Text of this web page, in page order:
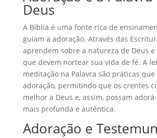
Deus
A Bíblia é uma fonte rica de
guiam a adoração. Através das
aprendem sobre a natureza de Deus
que devem nortear sua vida de fé. A
meditação na Palavra são práticas
adoração, permitindo que os crentes
melhor a Deus e, assim, possam
mais profunda e autêntica.
Adoração e